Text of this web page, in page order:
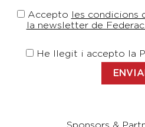
Accepto les condicions
la newsletter de
He llegit i accepto la